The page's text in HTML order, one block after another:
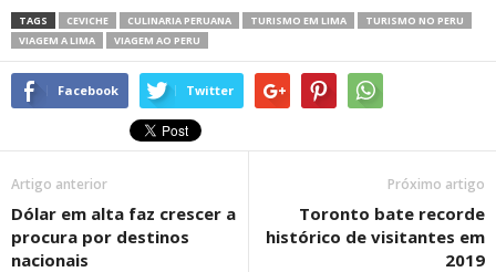
TAGS CEVICHE CULINARIA PERUANA TURISMO EM LIMA
TURISMO NO PERU
VIAGEM A LIMA
VIAGEM AO PERU
Facebook Twitter
Artigo anterior
Dólar em alta faz crescer a
procura por destinos
nacionais
Próximo artigo
Toronto bate recorde
histórico de visitantes em
2019